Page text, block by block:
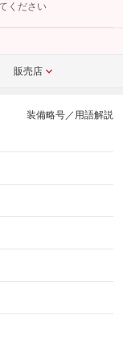
ください
販売店
装備略号／用語解説